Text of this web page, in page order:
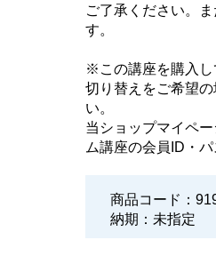
ご了承ください。
す。
※この講座を購入し
切り替えをご希望
い。
当ショップマイペ
ム講座の会員ID・
商品コード：
納期：未指定